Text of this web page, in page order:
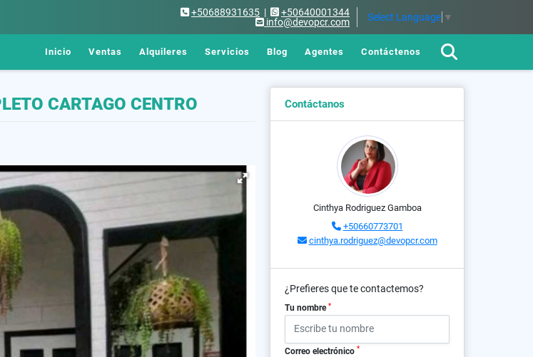
+50688931635 |
+50640001344
info@devopcr.com
Select Language ▼
Inicio Ventas Alquileres Servicios Blog Agentes Contáctenos
CARTAGO CENTRO Contáctanos
Cinthya Rodriguez Gamboa
+50660773701
cinthya.rodriguez@devopcr.com
¿Prefieres que te contactemos?
Tu nombre *
Correo electrónico *